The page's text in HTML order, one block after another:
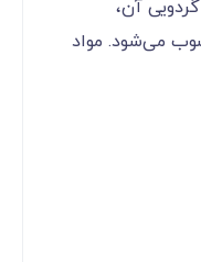
آن،
می‌شود. مواد